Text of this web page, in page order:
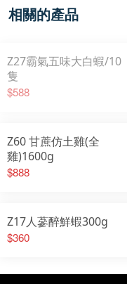
相關的產品
Z27霸氣五味大白蝦/10
隻
$588
Z60 甘蔗仿土雞(全
雞)1600g
$888
Z17人蔘醉鮮蝦300g
$360